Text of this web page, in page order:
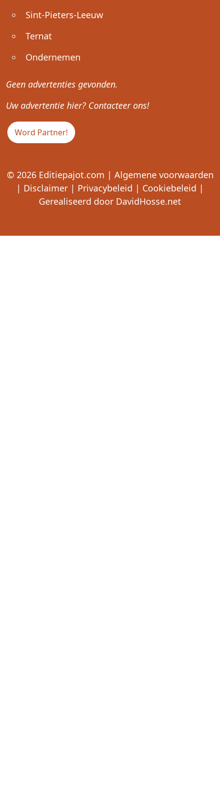
Sint-Pieters-Leeuw
Ternat
Ondernemen
Geen advertenties gevonden.
Uw advertentie hier? Contacteer ons!
Word Partner!
© 2026 Editiepajot.com | Algemene voorwaarden
| Disclaimer | Privacybeleid | Cookiebeleid |
Gerealiseerd door DavidHosse.net